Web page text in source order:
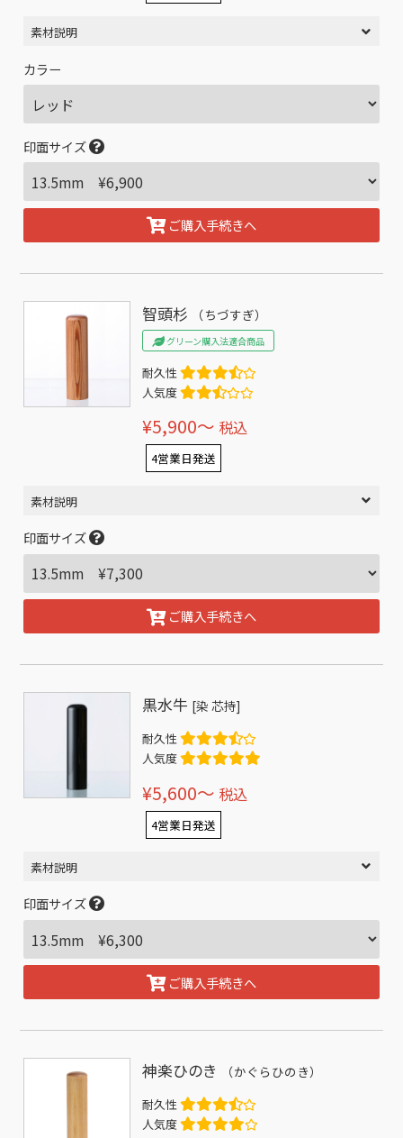
素材説明
カラー
印面サイズ
ご購入手続きへ
智頭杉 （ちづすぎ）
グリーン購入法適合商品
耐久性
人気度
¥5,900〜 税込
4営業日発送
素材説明
印面サイズ
ご購入手続きへ
黒水牛 [染 芯持]
耐久性
人気度
¥5,600〜 税込
4営業日発送
素材説明
印面サイズ
ご購入手続きへ
神楽ひのき （かぐらひのき）
耐久性
人気度